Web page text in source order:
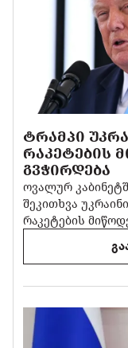
ᲢᲠᲐᲛᲞᲘ
ᲠᲐᲙᲔᲢᲔᲑᲘᲡ
ᲒᲕᲭᲘᲠᲓᲔᲑᲐ
ოვალურ
შეკითხვა
რაკეტების